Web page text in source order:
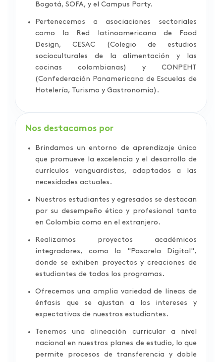
Bogotá, SOFA, y el Campus Party.
Pertenecemos a asociaciones sectoriales
como la Red latinoamericana de Food
Design, CESAC (Colegio de estudios
socioculturales de la alimentación y las
cocinas colombianas) y CONPEHT
(Confederación Panamericana de Escuelas de
Hotelería, Turismo y Gastronomía).
Nos destacamos por
Brindamos un entorno de aprendizaje único
que promueve la excelencia y el desarrollo de
currículos vanguardistas, adaptados a las
necesidades actuales.
Nuestros estudiantes y egresados se destacan
por su desempeño ético y profesional tanto
en Colombia como en el extranjero.
Realizamos proyectos académicos
integradores, como la "Pasarela Digital",
donde se exhiben proyectos y creaciones de
estudiantes de todos los programas.
Ofrecemos una amplia variedad de líneas de
énfasis que se ajustan a los intereses y
expectativas de nuestros estudiantes.
Tenemos una alineación curricular a nivel
nacional en nuestros planes de estudio, lo que
permite procesos de transferencia y doble